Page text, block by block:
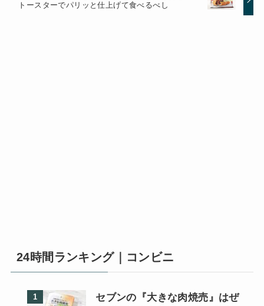
トースターでパリッと仕上げて食べるべし
24時間ランキング｜コンビニ
セブンの『大きな肉焼売』はぜ